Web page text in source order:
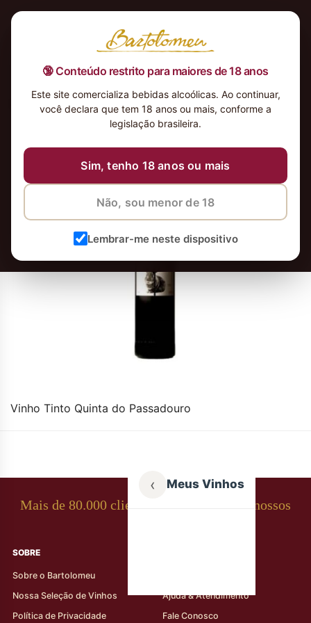
🔞 Conteúdo restrito para maiores de 18 anos
Este site comercializa bebidas alcoólicas. Ao continuar,
você declara que tem 18 anos ou mais, conforme a
legislação brasileira.
Sim, tenho 18 anos ou mais
Não, sou menor de 18
Lembrar-me neste dispositivo
Vinho Tinto Quinta do Passadouro
Vinho Tinto Quinta do Passadouro
‹ Meus Vinhos
Mais de 80.000 clientes apaixonados por nossos
SOBRE
Sobre o Bartolomeu
Nossa Seleção de Vinhos
Política de Privacidade
Ajuda & Atendimento
Fale Conosco